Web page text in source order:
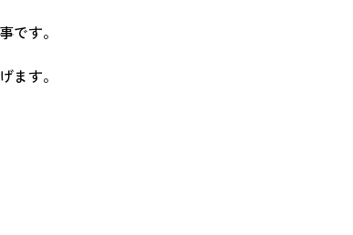
です。
ます。